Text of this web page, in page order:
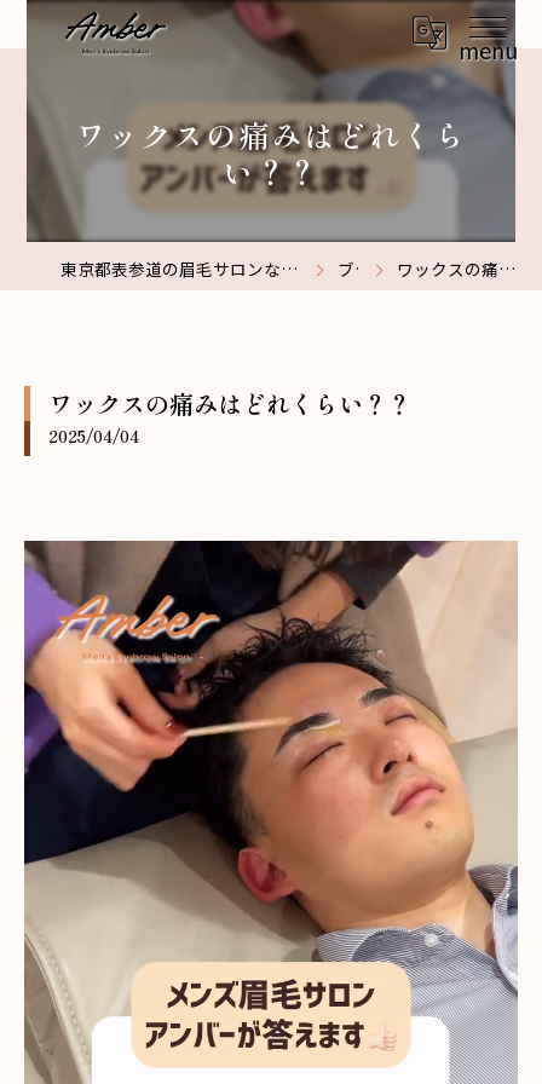
ワックスの痛みはどれくら
い？？
東京都表参道の眉毛サロンなら【メンズ眉毛サロン】Amber表参道 ブログ ワックスの痛みはどれくらい？？
ワックスの痛みはどれくらい？？
2025/04/04